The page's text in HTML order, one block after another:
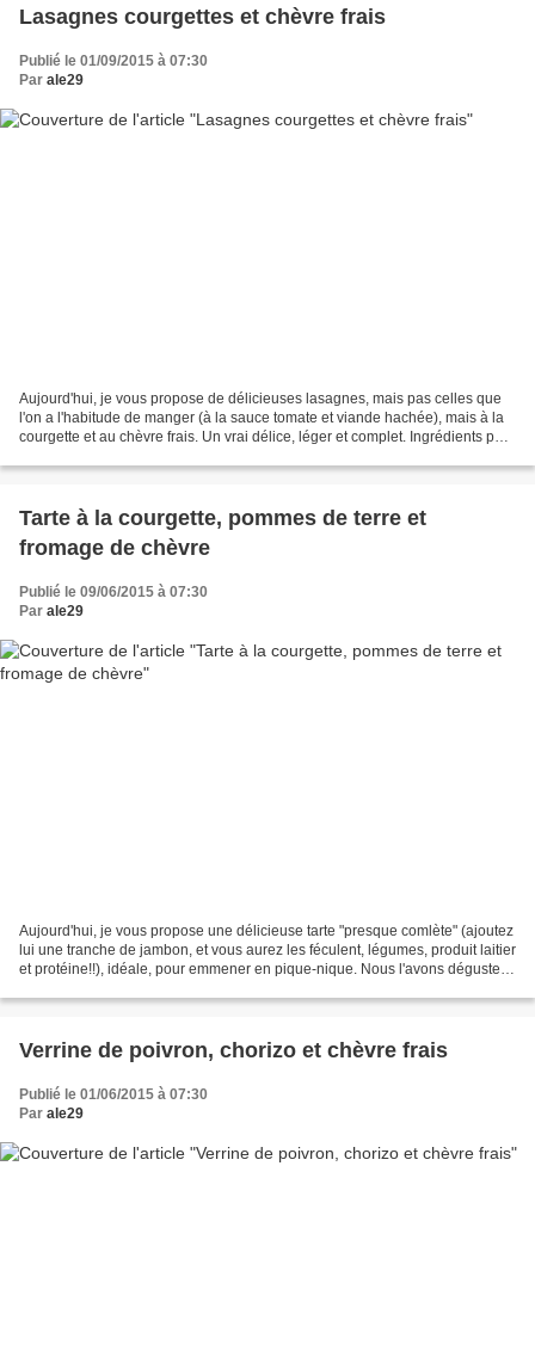
Lasagnes courgettes et chèvre frais
Publié le 01/09/2015 à 07:30
Par ale29
Aujourd'hui, je vous propose de délicieuses lasagnes, mais pas celles que
l'on a l'habitude de manger (à la sauce tomate et viande hachée), mais à la
courgette et au chèvre frais. Un vrai délice, léger et complet. Ingrédients pour
Tarte à la courgette, pommes de terre et
fromage de chèvre
Publié le 09/06/2015 à 07:30
Par ale29
Aujourd'hui, je vous propose une délicieuse tarte "presque comlète" (ajoutez
lui une tranche de jambon, et vous aurez les féculent, légumes, produit laitier
et protéine!!), idéale, pour emmener en pique-nique. Nous l'avons déguster
Verrine de poivron, chorizo et chèvre frais
Publié le 01/06/2015 à 07:30
Par ale29